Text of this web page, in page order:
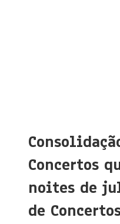
Concertos
noites de
de